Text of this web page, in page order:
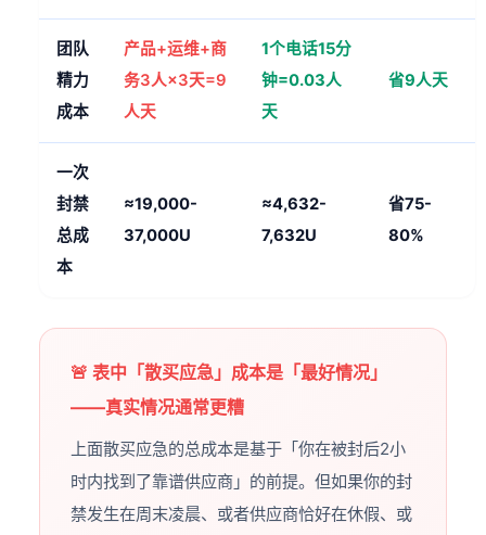
团队
精力
成本
产品+运维+商
务3人×3天=9
人天
1个电话15分
钟=0.03人
天
省9人天
一次
封禁
总成
本
≈19,000-
37,000U
≈4,632-
7,632U
省75-
80%
🚨 表中「散买应急」成本是「最好情况」
——真实情况通常更糟
上面散买应急的总成本是基于「你在被封后2小
时内找到了靠谱供应商」的前提。但如果你的封
禁发生在周末凌晨、或者供应商恰好在休假、或